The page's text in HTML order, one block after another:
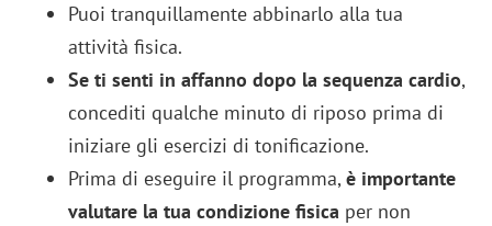
Puoi tranquillamente abbinarlo alla tua
attività fisica.
Se ti senti in affanno dopo la sequenza cardio,
concediti qualche minuto di riposo prima di
iniziare gli esercizi di tonificazione.
Prima di eseguire il programma,è importante
valutare la tua condizione fisica per non